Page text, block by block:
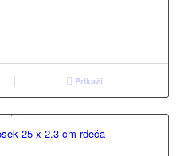
Prikaži
25 x 2.3 cm rdeča